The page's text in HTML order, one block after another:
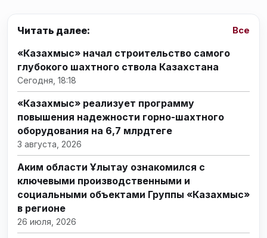
Читать далее: Все
«Казахмыс» начал строительство самого
глубокого шахтного ствола Казахстана
Сегодня, 18:18
«Казахмыс» реализует программу
повышения надежности горно-шахтного
оборудования на 6,7 млрдтеңге
3 августа, 2026
Аким области Ұлытау ознакомился с
ключевыми производственными и
социальными объектами Группы «Казахмыс»
в регионе
26 июля, 2026